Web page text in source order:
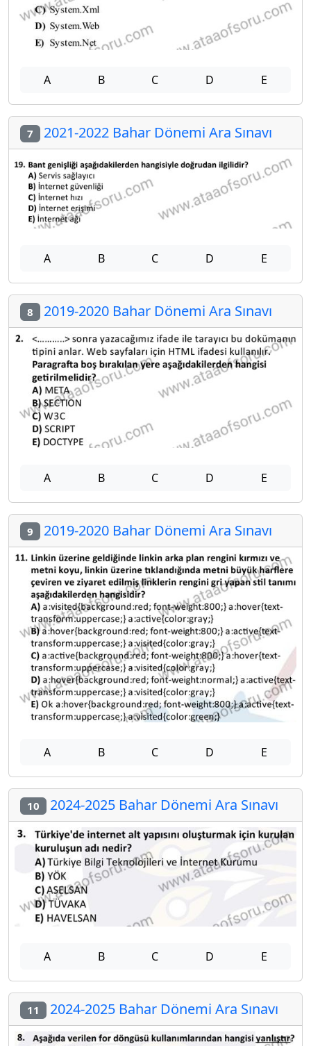
A B C D E
7 2021-2022 Bahar Dönemi Ara Sınavı
A B C D E
8 2019-2020 Bahar Dönemi Ara Sınavı
A B C D E
9 2019-2020 Bahar Dönemi Ara Sınavı
A B C D E
10 2024-2025 Bahar Dönemi Ara Sınavı
A B C D E
11 2024-2025 Bahar Dönemi Ara Sınavı